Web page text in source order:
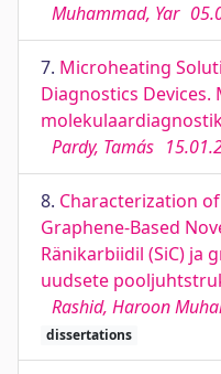
Muhammad, Yar
7. Microheating
Diagnostics
Pardy, Tamás
8. Characterization
Graphene-Based
Ränikarbiidil (SiC) ja
uudsete
Rashid, Haroon
dissertations